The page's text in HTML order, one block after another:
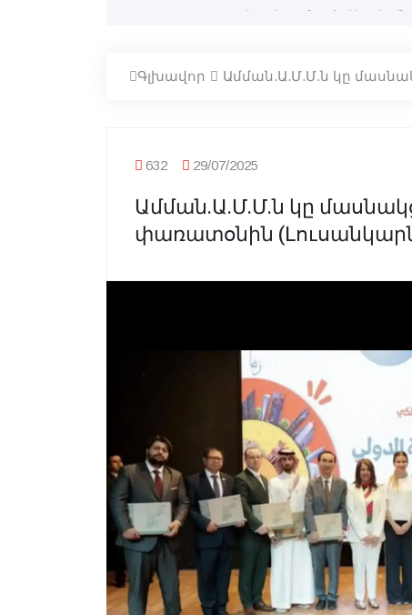
Գլխավոր Ամման.Ա.Մ.Մ.ն կը
632 29/07/2025
Ամման.Ա.Մ.Մ.ն կը
փառատօնին